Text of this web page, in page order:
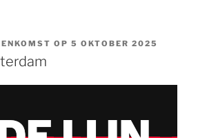
OP 5 OKTOBER 2025